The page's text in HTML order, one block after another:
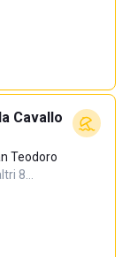
Cavallo
Teodoro
8…